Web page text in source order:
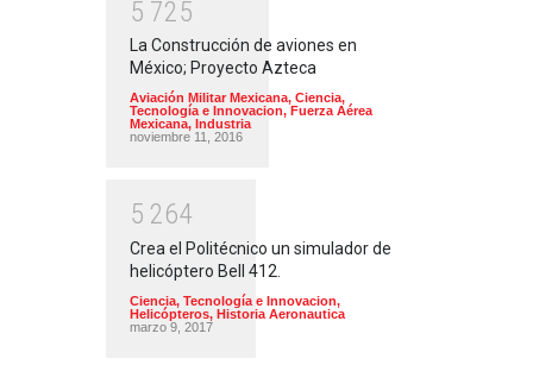
5 725
La Construcción de aviones en
México; Proyecto Azteca
Aviación Militar Mexicana, Ciencia,
Tecnología e Innovacion, Fuerza Aérea
Mexicana, Industria
noviembre 11, 2016
5 264
Crea el Politécnico un simulador de
helicóptero Bell 412.
Ciencia, Tecnología e Innovacion,
Helicópteros, Historia Aeronautica
marzo 9, 2017